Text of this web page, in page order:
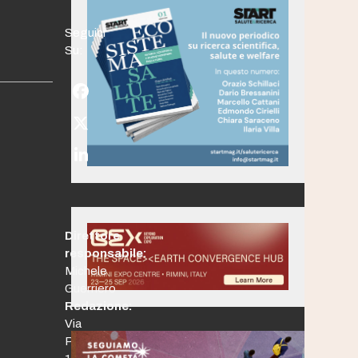
Seguici
Su:
Facebook
Twitter
(deprecated)
LinkedIn
Direttore
responsabile:
Michele
Guerriero
Redazione:
Via
Po,